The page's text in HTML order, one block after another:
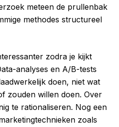
meteen de prullenbak
methodes structureel
zodra je kijkt
analyses en A/B-tests
doen, niet wat
zouden willen doen. Over
te rationaliseren. Nog een
zoals